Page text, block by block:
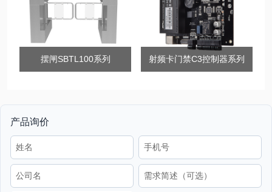
摆闸SBTL100系列 射频卡门禁C3控制器系列
产品询价